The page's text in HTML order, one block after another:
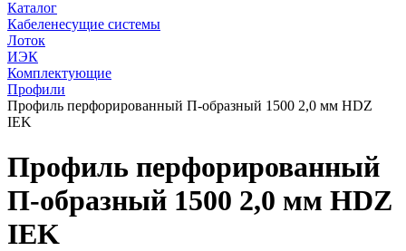
Каталог
Кабеленесущие системы
Лоток
ИЭК
Комплектующие
Профили
Профиль перфорированный П-образный 1500 2,0 мм HDZ
IEK
Профиль перфорированный
П-образный 1500 2,0 мм HDZ
IEK